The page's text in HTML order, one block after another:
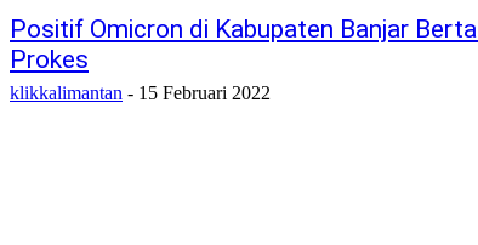
Positif Omicron di Kabupaten Banjar
Prokes
klikkalimantan - 15 Februari 2022